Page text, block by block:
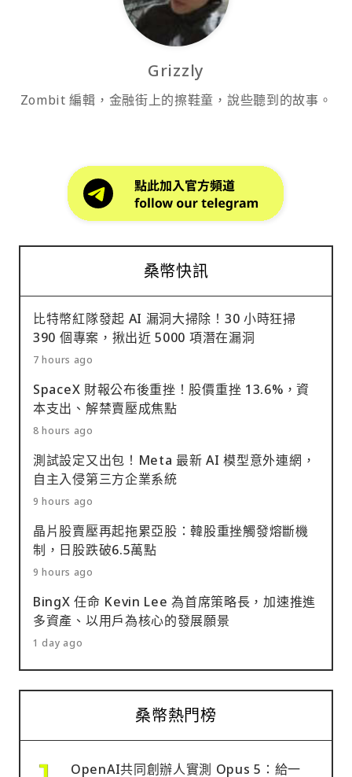
Grizzly
Zombit 編輯，金融街上的擦鞋童，說些聽到的故事。
桑幣快訊
比特幣紅隊發起 AI 漏洞大掃除！30 小時狂掃
390 個專案，揪出近 5000 項潛在漏洞
7 hours ago
SpaceX 財報公布後重挫！股價重挫 13.6%，資
本支出、解禁賣壓成焦點
8 hours ago
測試設定又出包！Meta 最新 AI 模型意外連網，
自主入侵第三方企業系統
9 hours ago
晶片股賣壓再起拖累亞股：韓股重挫觸發熔斷機
制，日股跌破6.5萬點
9 hours ago
BingX 任命 Kevin Lee 為首席策略長，加速推進
多資產、以用戶為核心的發展願景
1 day ago
桑幣熱門榜
OpenAI共同創辦人實測 Opus 5：給一